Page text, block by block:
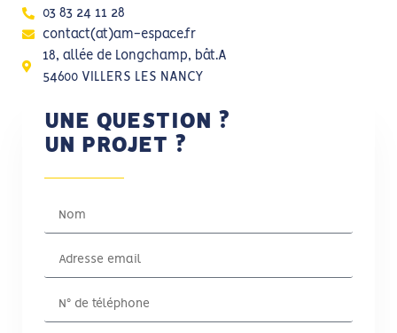
03 83 24 11 28
contact(at)am-espace.fr
18, allée de Longchamp, bât.A
54600 VILLERS LES NANCY
UNE QUESTION ?
UN PROJET ?